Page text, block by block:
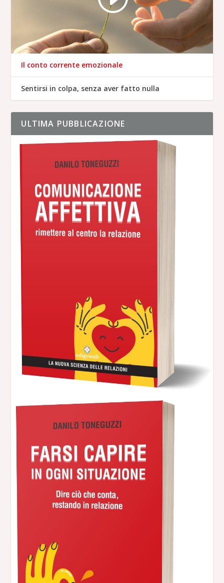
Il conto corrente emozionale
Sentirsi in colpa, senza aver fatto nulla
ULTIMA PUBBLICAZIONE